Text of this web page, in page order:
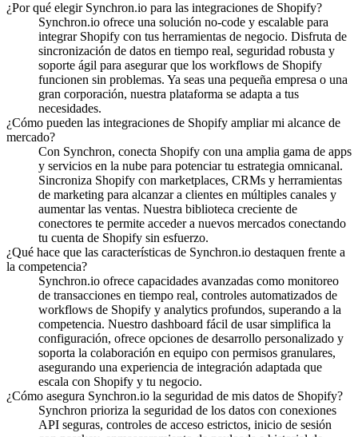
¿Por qué elegir Synchron.io para las integraciones de Shopify?
Synchron.io ofrece una solución no-code y escalable para
integrar Shopify con tus herramientas de negocio. Disfruta de
sincronización de datos en tiempo real, seguridad robusta y
soporte ágil para asegurar que los workflows de Shopify
funcionen sin problemas. Ya seas una pequeña empresa o una
gran corporación, nuestra plataforma se adapta a tus
necesidades.
¿Cómo pueden las integraciones de Shopify ampliar mi alcance de
mercado?
Con Synchron, conecta Shopify con una amplia gama de apps
y servicios en la nube para potenciar tu estrategia omnicanal.
Sincroniza Shopify con marketplaces, CRMs y herramientas
de marketing para alcanzar a clientes en múltiples canales y
aumentar las ventas. Nuestra biblioteca creciente de
conectores te permite acceder a nuevos mercados conectando
tu cuenta de Shopify sin esfuerzo.
¿Qué hace que las características de Synchron.io destaquen frente a
la competencia?
Synchron.io ofrece capacidades avanzadas como monitoreo
de transacciones en tiempo real, controles automatizados de
workflows de Shopify y analytics profundos, superando a la
competencia. Nuestro dashboard fácil de usar simplifica la
configuración, ofrece opciones de desarrollo personalizado y
soporta la colaboración en equipo con permisos granulares,
asegurando una experiencia de integración adaptada que
escala con Shopify y tu negocio.
¿Cómo asegura Synchron.io la seguridad de mis datos de Shopify?
Synchron prioriza la seguridad de los datos con conexiones
API seguras, controles de acceso estrictos, inicio de sesión